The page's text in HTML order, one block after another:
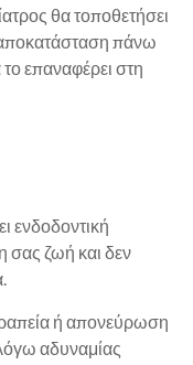
θα τοποθετήσει
πάνω
το επαναφέρει στη
ενδοδοντική
σας ζωή και δεν
ή απονεύρωση
αδυναμίας